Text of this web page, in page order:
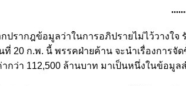
กปรากฎข้อมูลว่าในการอภิปรายไม่ไว้วางใ
ที่ 20 ก.พ. นี้ พรรคฝ่ายค้าน จะนำเรื่องการ
กว่า 112,500 ล้านบาท มาเป็นหนึ่งในข้อมู